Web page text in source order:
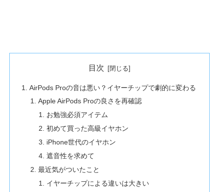
目次
AirPods Proの音は悪い？イヤーチップで劇的に変わる
Apple AirPods Proの良さを再確認
お勉強必須アイテム
初めて買った高級イヤホン
iPhone世代のイヤホン
遮音性を求めて
最近気がついたこと
イヤーチップによる違いは大きい